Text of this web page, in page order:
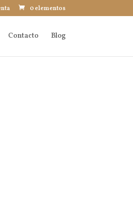
0 elementos
Contacto Blog